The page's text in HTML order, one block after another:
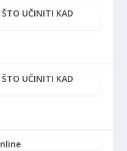
UČINITI KAD
UČINITI KAD